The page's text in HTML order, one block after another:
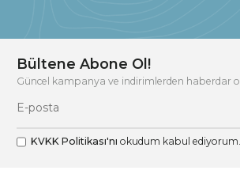
Bültene Abone Ol!
Güncel kampanya ve indirimlerden haberdar
KVKK Politikası'nı okudum kabul ediyorum.